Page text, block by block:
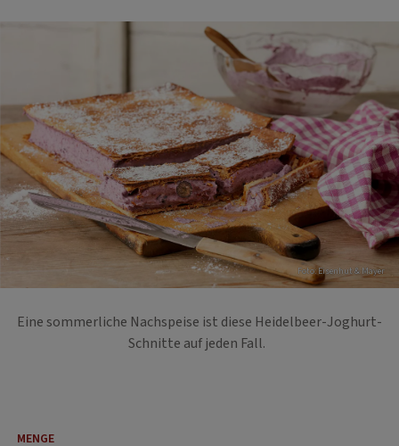
Foto: Eisenhut & Mayer
Eine sommerliche Nachspeise ist diese Heidelbeer-Joghurt-
Schnitte auf jeden Fall.